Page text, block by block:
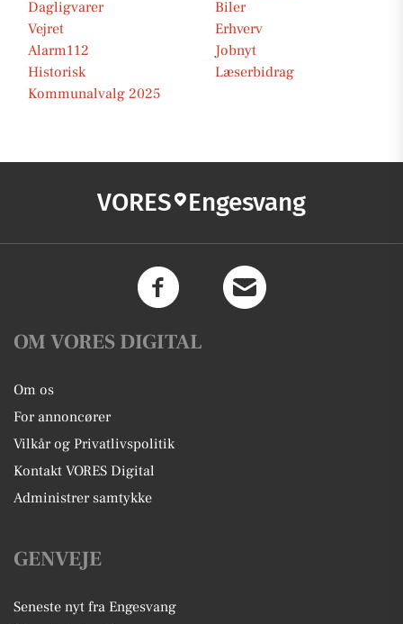
Dagligvarer
Biler
Vejret
Erhverv
Alarm112
Jobnyt
Historisk
Læserbidrag
Kommunalvalg 2025
VORES Engesvang
OM VORES DIGITAL
Om os
For annoncører
Vilkår og Privatlivspolitik
Kontakt VORES Digital
Administrer samtykke
GENVEJE
Seneste nyt fra Engesvang